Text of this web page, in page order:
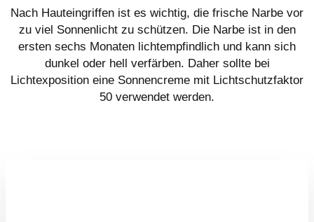
Nach Hauteingriffen ist es wichtig, die frische Narbe vor
zu viel Sonnenlicht zu schützen. Die Narbe ist in den
ersten sechs Monaten lichtempfindlich und kann sich
dunkel oder hell verfärben. Daher sollte bei
Lichtexposition eine Sonnencreme mit Lichtschutzfaktor
50 verwendet werden.